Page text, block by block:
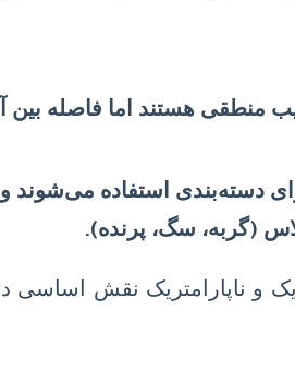
منطقی هستند اما فاصله بین
دسته‌بندی استفاده می‌شوند و
و ناپارامتریک نقش